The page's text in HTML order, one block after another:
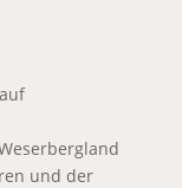
und der